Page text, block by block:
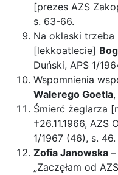
[prezes AZS
s. 63-66.
Na oklaski trzeba
[lekkoatlecie]
Duński, APS 1/
Wspomnienia
Walerego Goetla
Śmierć żeglarza
†26.11.1966, AZS
1/1967 (46), s. 46.
Zofia Janowska
„Zaczęłam od